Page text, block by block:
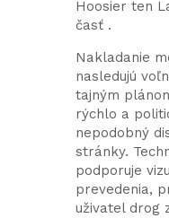
Hoosier ten
časť .
Nakladanie
nasledujú
tajným
rýchlo a
nepodobný
stránky.
podporuje
prevedenia,
uživatel drog